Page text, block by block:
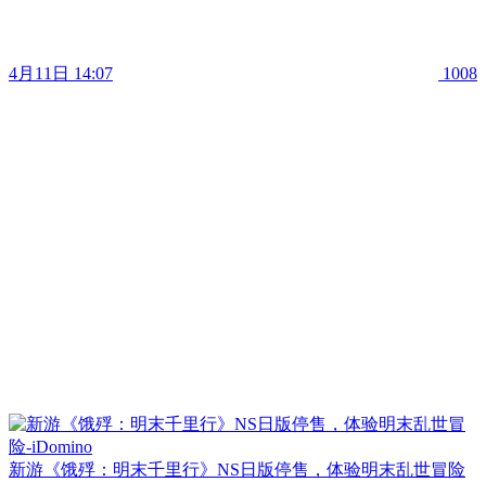
4月11日 14:07 1008
新游《饿殍：明末千里行》NS日版停售，体验明末乱世冒险